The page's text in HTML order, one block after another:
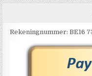
Rekeningnummer: BE16